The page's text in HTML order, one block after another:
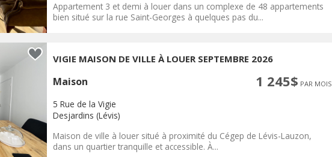
Appartement 3 et demi à louer dans un complexe de 48 appartements
bien situé sur la rue Saint-Georges à quelques pas du...
VIGIE MAISON DE VILLE À LOUER SEPTEMBRE 2026
Maison 1 245$ PAR MOIS
5 Rue de la Vigie
Desjardins (Lévis)
Maison de ville à louer situé à proximité du Cégep de Lévis-Lauzon,
dans un quartier tranquille et accessible. À...